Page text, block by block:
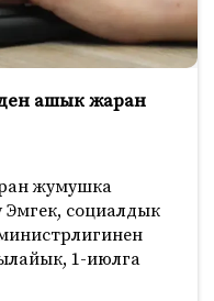
ашык жаран
жумушка
Эмгек, социалдык
1-июлга